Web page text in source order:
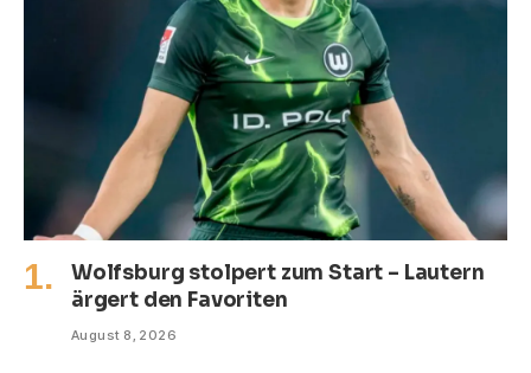
Wolfsburg stolpert zum Start – Lautern
ärgert den Favoriten
August 8, 2026